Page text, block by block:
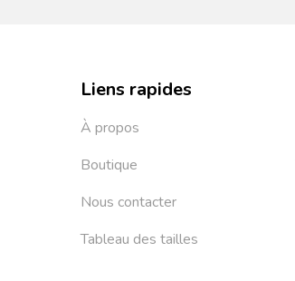
Liens rapides
À propos
Boutique
Nous contacter
Tableau des tailles